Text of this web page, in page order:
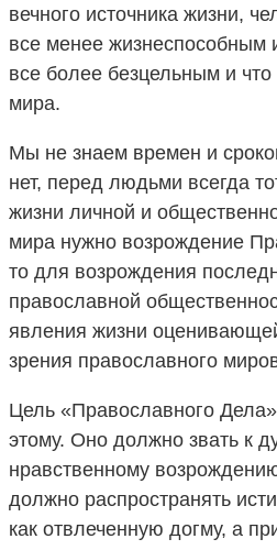
вечного источника жизни,
все менее жизнеспособным
все более безцельным и
мира.
Мы не знаем времен и
нет, перед людьми всегда
жизни личной и
мира нужно возрождение
то для возрождения
православной
явления жизни
зрения православного
Цель «Православного
этому. Оно должно звать к
нравственному
должно распространять
как отвлеченную догму, а